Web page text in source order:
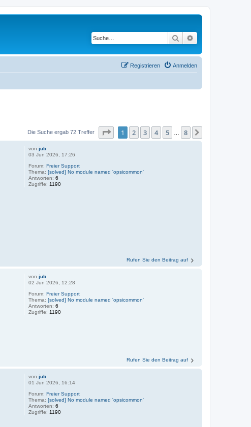
Suche
Anmelden
Registrieren
Die Suche ergab 72 Treffer Seite von8
1 2 3 4 5 8
vonjub
03 Jun 2026, 17:26
Forum:Freier Support
Thema:[solved] No module named 'opsicommon'
Antworten:6
Zugriffe: 1190
Rufen Sie den Beitrag auf
vonjub
02 Jun 2026, 12:28
Forum:Freier Support
Thema:[solved] No module named 'opsicommon'
Antworten:6
Zugriffe: 1190
Rufen Sie den Beitrag auf
vonjub
01 Jun 2026, 16:14
Forum:Freier Support
Thema:[solved] No module named 'opsicommon'
Antworten:6
Zugriffe: 1190